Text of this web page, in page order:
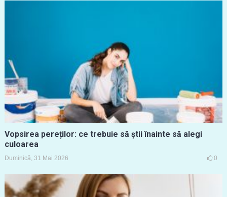
Vopsirea pereților: ce trebuie să știi înainte să alegi
culoarea
Duminică, 31 Mai 2026 0